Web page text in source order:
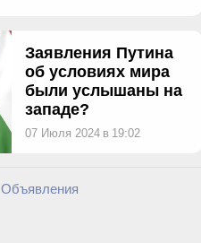
Заявления Путина
об условиях мира
были услышаны на
западе?
07 Июля 2024 в 19:02
Объявления